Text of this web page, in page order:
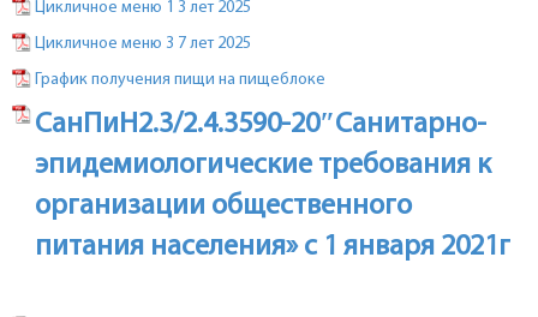
Цикличное меню 1 3 лет 2025
Цикличное меню 3 7 лет 2025
График получения пищи на пищеблоке
СанПиН2.3/2.4.3590-20″Санитарно-
эпидемиологические требования к
организации общественного
питания населения» с 1 января 2021г